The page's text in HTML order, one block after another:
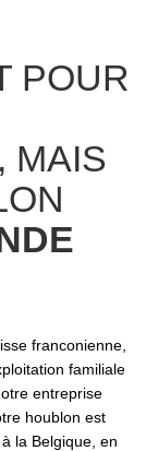
POUR
MAIS
franconienne,
familiale
entreprise
houblon est
la Belgique, en